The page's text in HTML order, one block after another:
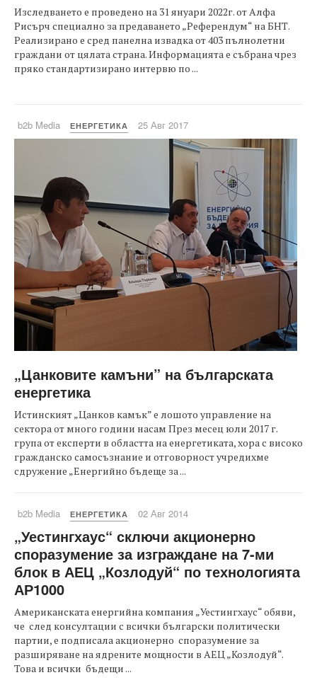
Изследването е проведено на 31 януари 2022г. от Алфа
Рисърч специално за предаването „Референдум“ на БНТ.
Реализирано е сред панелна извадка от 403 пълнолетни
граждани от цялата страна. Информацията е събрана чрез
пряко стандартизирано интервю по ...
b2b Media ЕНЕРГЕТИКА 25 Авг 2017
„Цанковите камъни” на българската
енергетика
Истинският „Цанков камък” е лошото управление на
сектора от много години насам През месец юли 2017 г.
група от експерти в областта на енергетиката, хора с високо
гражданско самосъзнание и отговорност учредихме
сдружение „Енергийно бъдеще за ...
b2b Media ЕНЕРГЕТИКА 02 Авг 2014
„Уестингхаус“ сключи акционерно
споразумение за изграждане на 7-ми
блок в АЕЦ „Козлодуй“ по технологията
АР1000
Американската енергийна компания „Уестингхаус“ обяви,
че след консултации с всички български политически
партии, е подписала акционерно споразумение за
разширяване на ядрените мощности в АЕЦ „Козлодуй“.
Това и всички бъдещи ...